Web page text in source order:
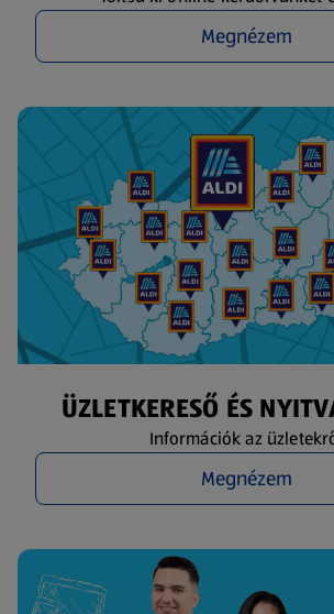
Megnézem
ÜZLETKERESŐ ÉS
Információk az
Megnézem